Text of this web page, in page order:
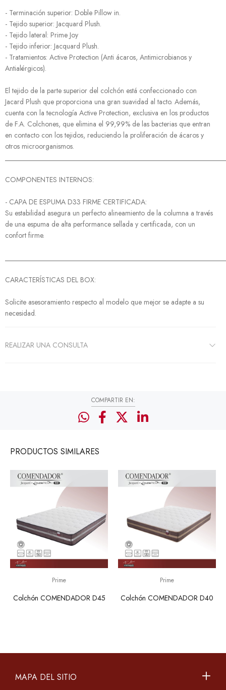
- Terminación superior: Doble Pillow in.
- Tejido superior: Jacquard Plush.
- Tejido lateral: Prime Joy
- Tejido inferior: Jacquard Plush.
- Tratamientos: Active Protection (Anti ácaros, Antimicrobianos y
Antialérgicos).
El tejido de la parte superior del colchón está confeccionado con
Jacard Plush que proporciona una gran suavidad al tacto. Además,
cuenta con la tecnología Active Protection, exclusiva en los productos
de F.A. Colchones, que elimina el 99,99% de las bacterias que entran
en contacto con los tejidos, reduciendo la proliferación de ácaros y
otros microorganismos.
COMPONENTES INTERNOS:
- CAPA DE ESPUMA D33 FIRME CERTIFICADA:
Su estabilidad asegura un perfecto alineamiento de la columna a través
de una espuma de alta performance sellada y certificada, con un
confort firme.
CARACTERÍSTICAS DEL BOX:
Solicite asesoramiento respecto al modelo que mejor se adapte a su
necesidad.
REALIZAR UNA CONSULTA
COMPARTIR EN:
PRODUCTOS SIMILARES
Prime
Colchón COMENDADOR D45
Prime
Colchón COMENDADOR D40
MAPA DEL SITIO